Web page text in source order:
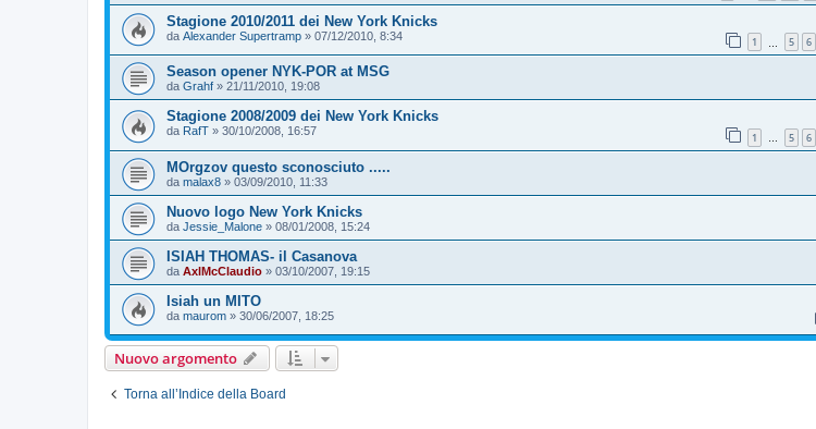
Stagione 2010/2011 dei New York Knicks
da Alexander Supertramp » 07/12/2010, 8:34 1 5 6
Season opener NYK-POR at MSG
da Grahf » 21/11/2010, 19:08
Stagione 2008/2009 dei New York Knicks
da RafT » 30/10/2008, 16:57 1 … 5 6
MOrgzov questo sconosciuto .....
da malax8 » 03/09/2010, 11:33
Nuovo logo New York Knicks
da Jessie_Malone » 08/01/2008, 15:24
ISIAH THOMAS- il Casanova
da AxlMcClaudio » 03/10/2007, 19:15
Isiah un MITO
da maurom » 30/06/2007, 18:25
Nuovo argomento
Torna all’Indice della Board